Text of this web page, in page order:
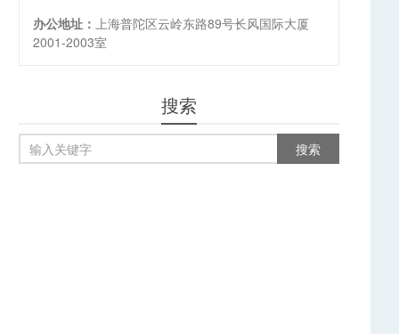
办公地址： 上海普陀区云岭东路89号长风国际大厦
2001-2003室
搜索